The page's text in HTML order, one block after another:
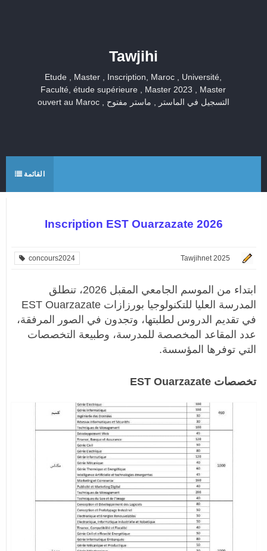
Tawjihi
Etude , Master , Inscription, Maroc , Université,
Faculté, étude supérieure , Master 2023 , Master
ouvert au Maroc , التسجيل في الماستر , ماستر مفتوح
القائمة
Inscription EST Ouarzazate 2026
Tawjihnet 2025
concours2024
ابتداء من الموسم الجامعي المقبل 2026، تنطلق
المدرسة العليا للتكنولوجيا بورزازات EST Ouarzazate
في تقديم الدروس لطلبتها، وتجدون في الصور المرفقة،
عدد المقاعد المخصصة للمدرسة، وطبيعة التخصصات
التي توفرها المؤسسة.
تخصصات EST Ouarzazate